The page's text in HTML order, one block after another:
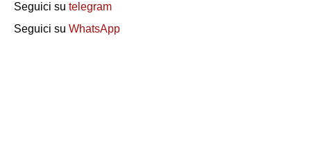
Seguici su telegram
Seguici su WhatsApp